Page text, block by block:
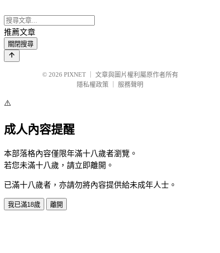
推薦文章
關閉搜尋
© 2026 PIXNET
文章與圖片權利屬原作者所有
隱私權政策
服務聲明
⚠️
成人內容提醒
本部落格內容僅限年滿十八歲者瀏覽。
若您未滿十八歲，請立即離開。
已滿十八歲者，亦請勿將內容提供給未成年人士。
我已滿18歲 離開